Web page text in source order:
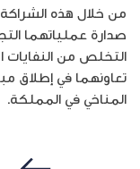
من خلال هذه
صدارة عملياتهما
التخلص من النفايات
تعاونهما في إطلاق
المناخي في المملكة.